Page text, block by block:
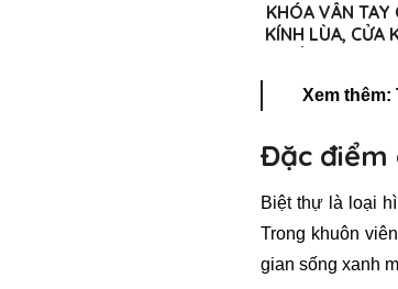
KHÓA VÂN TAY
KÍNH LÙA, CỬA
Xem thêm:
Đặc điểm
Biệt thự là loại
Trong khuôn
gian sống xanh